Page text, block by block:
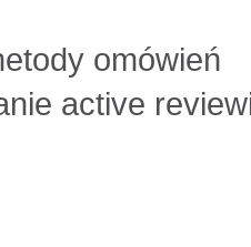
omówień
active